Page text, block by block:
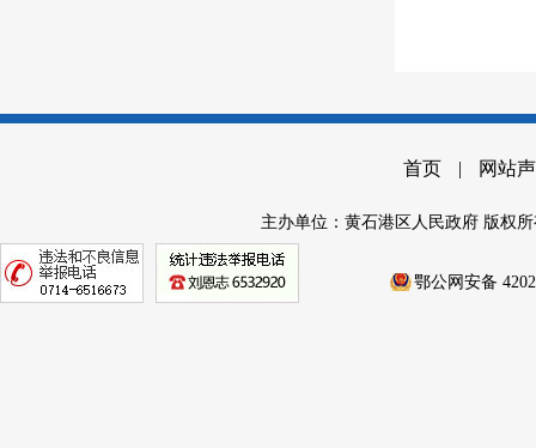
首页 | 网站
主办单位：黄石港区人民政府 版权
鄂公网安备